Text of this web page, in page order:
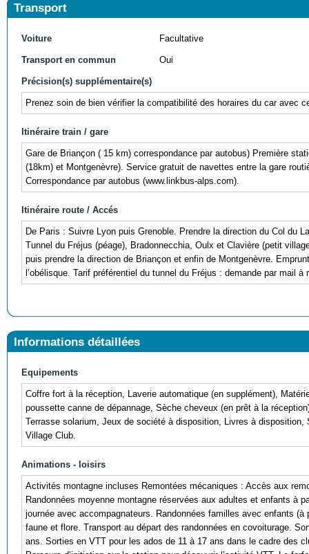
Transport
Voiture Facultative
Transport en commun Oui
Précision(s) supplémentaire(s)
Prenez soin de bien vérifier la compatibilité des horaires du car avec
Itinéraire train / gare
Gare de Briançon ( 15 km) correspondance par autobus) Première
(18km) et Montgenèvre). Service gratuit de navettes entre la gare
Correspondance par autobus (www.linkbus-alps.com).
Itinéraire route / Accés
De Paris : Suivre Lyon puis Grenoble. Prendre la direction du Col du
Tunnel du Fréjus (péage), Bradonnecchia, Oulx et Clavière (petit
puis prendre la direction de Briançon et enfin de Montgenèvre.
l’obélisque. Tarif préférentiel du tunnel du Fréjus : demande par mail
Informations détaillées
Equipements
Coffre fort à la réception, Laverie automatique (en supplément),
poussette canne de dépannage, Sèche cheveux (en prêt à la
Terrasse solarium, Jeux de société à disposition, Livres à
Village Club.
Animations - loisirs
Activités montagne incluses Remontées mécaniques : Accès aux
Randonnées moyenne montagne réservées aux adultes et enfants à
journée avec accompagnateurs. Randonnées familles avec enfants
faune et flore. Transport au départ des randonnées en covoiturage.
ans. Sorties en VTT pour les ados de 11 à 17 ans dans le cadre des